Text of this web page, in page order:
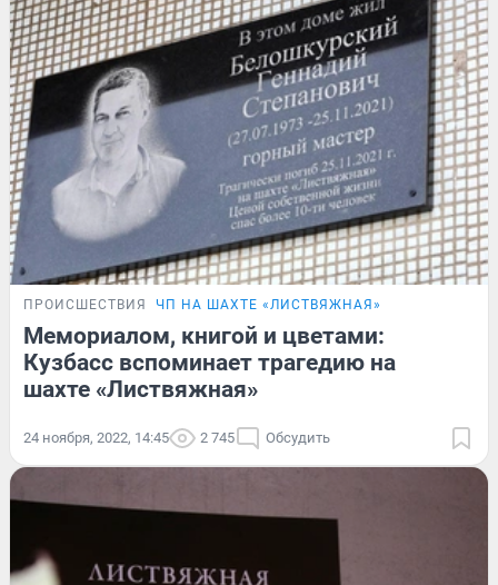
ПРОИСШЕСТВИЯ ЧП НА ШАХТЕ «ЛИСТВЯЖНАЯ»
Мемориалом, книгой и цветами:
Кузбасс вспоминает трагедию на
шахте «Листвяжная»
24 ноября, 2022, 14:45 2 745 Обсудить